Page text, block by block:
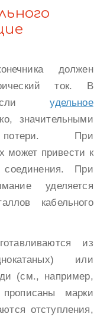
должен
ток. В
удельное
значительными
При
может привести к
соединения. При
уделяется
кабельного
из
или
(см., например,
марки
отступления,